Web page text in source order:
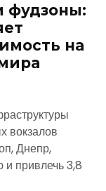
фудзоны:
на
вокзалов
Днепр,
привлечь 3,8